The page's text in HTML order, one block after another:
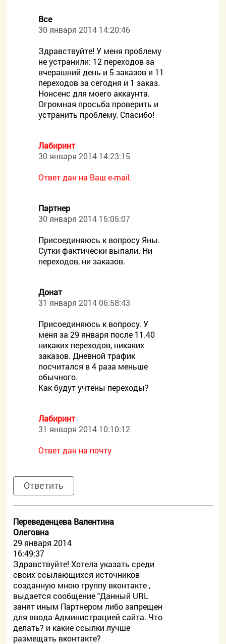
Все
30 января 2014 14:20:46
Здравствуйте! У меня проблему
не устранили: 12 переходов за
вчерашний день и 5 заказов и 11
переходов за сегодня и 1 заказ.
Нонсенс для моего аккаунта.
Огромная просьба проверить и
устранить проблему. Спасибо!
Лабиринт
30 января 2014 14:23:15
Ответ дан на Ваш e-mail.
Партнер
30 января 2014 15:05:07
Присоединяюсь к вопросу Яны.
Сутки фактически выпали. Ни
переходов, ни заказов.
Донат
31 января 2014 06:58:43
Присоединяюсь к вопросу. У
меня за 29 января после 11.40
никаких переходов, никаких
заказов. Дневной трафик
посчитался в 4 раза меньше
обычного.
Как будут учтены переходы?
Лабиринт
31 января 2014 10:10:12
Ответ дан на почту
Ответить
Переведенцева Валентина
Олеговна
29 января 2014
16:49:37
Здравствуйте! Хотела указать среди
своих ссылающихся источников
созданную мною группу вконтакте ,
выдается сообщение "Данный URL
занят иным Партнером либо запрещен
для ввода Администрацией сайта. Что
делать? и какие ссылки лучше
размещать вконтакте?